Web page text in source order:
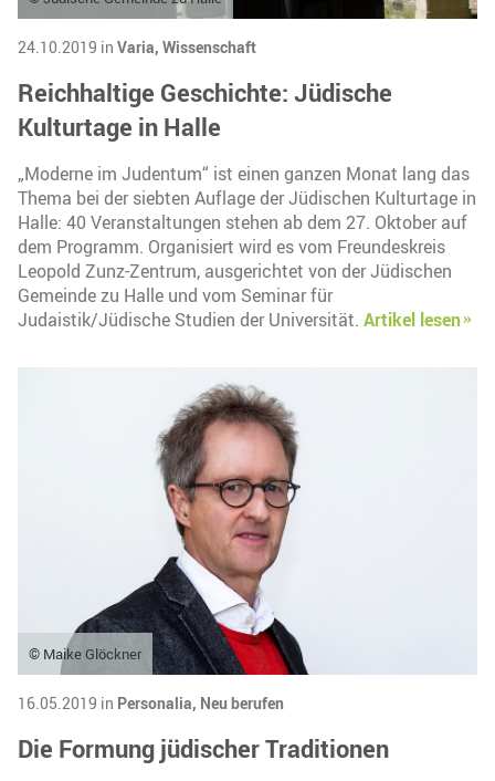
24.10.2019 in Varia, Wissenschaft
Reichhaltige Geschichte: Jüdische
Kulturtage in Halle
„Moderne im Judentum“ ist einen ganzen Monat lang das
Thema bei der siebten Auflage der Jüdischen Kulturtage in
Halle: 40 Veranstaltungen stehen ab dem 27. Oktober auf
dem Programm. Organisiert wird es vom Freundeskreis
Leopold Zunz-Zentrum, ausgerichtet von der Jüdischen
Gemeinde zu Halle und vom Seminar für
Judaistik/Jüdische Studien der Universität. Artikel lesen
© Maike Glöckner
16.05.2019 in Personalia, Neu berufen
Die Formung jüdischer Traditionen